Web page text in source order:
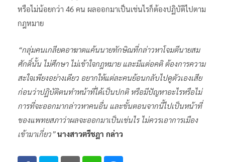
หรือไม่น้อยกว่า 46 คน ผลออกมาเป็นเช่นไรก็ต้องปฏิบัติไปตาม
กฎหมาย
“กลุ่มคนเกลียดอาฆาตแค้นนายทักษิณที่กล่าวหาโจมตีนายสม
ศักดิ์นั้น ไม่ศึกษา ไม่เข้าใจกฎหมาย และมีแต่อคติ ต้องการความ
สะใจเพียงอย่างเดียว อยากให้แต่ละคนย้อนกลับไปดูตัวเองเสีย
ก่อนว่าปฏิบัติตนทำหน้าที่ได้เป็นปกติ หรือมีปัญหาอะไรหรือไม่
การที่จะออกมากล่าวหาคนอื่น และขั้นตอนจากนี้ไปเป็นหน้าที่
ของแพทยสภาว่าผลจะออกมาเป็นเช่นไร ไม่ควรเอาการเมือง
เข้ามาเกี่ยว” นางสาวตรีชฎา กล่าว